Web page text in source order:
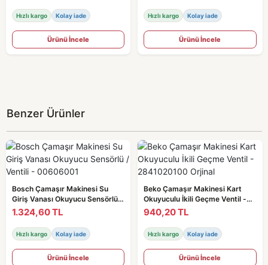
Hızlı kargo Kolay iade
Ürünü İncele
Hızlı kargo Kolay iade
Ürünü İncele
Benzer Ürünler
Bosch Çamaşır Makinesi Su
Giriş Vanası Okuyucu Sensörlü /
Ventili - 00606001
1.324,60 TL
Hızlı kargo Kolay iade
Ürünü İncele
Beko Çamaşır Makinesi Kart
Okuyuculu İkili Geçme Ventil -
2841020100 Orjinal
940,20 TL
Hızlı kargo Kolay iade
Ürünü İncele